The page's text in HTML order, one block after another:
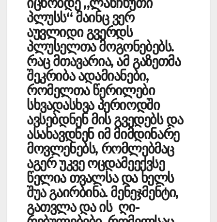
პლუსს“ მაინც ვერ
აუვლიდი გვერდს
პლუსელთა მოგონებებს.
რაც მთავარია, ამ გაზეთმა
შეკრიბა ადამიანები,
რომელთა წერილები
სხვადასხვა პერიოდში
ავსებდნენ მის გვედებს და
ასახავდნენ იმ მიმდინარე
მოვლენებს, რომლებმაც
აგერ უკვე ოცდამეექვსე
წელია თვალსა და ხელს
შუა გა­ირბინა. მენეჯმენტი,
გათვლა და ის ღი­­